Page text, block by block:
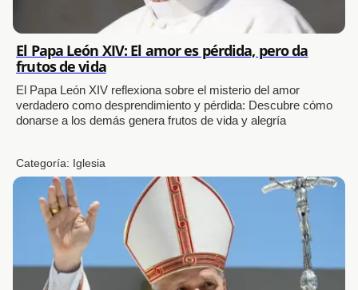
El Papa León XIV: El amor es pérdida, pero da
frutos de vida
El Papa León XIV reflexiona sobre el misterio del amor
verdadero como desprendimiento y pérdida: Descubre cómo
donarse a los demás genera frutos de vida y alegría
Categoría: Iglesia